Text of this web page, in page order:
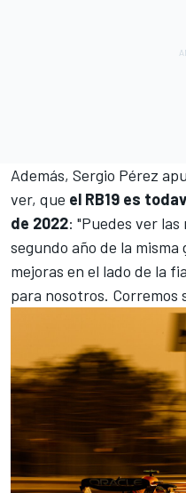
Además, Sergio Pérez
ver, que el RB19 es
de 2022: "Puedes ver
segundo año de la
mejoras en el lado de la
para nosotros. Corremos